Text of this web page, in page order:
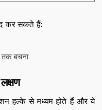
कर सकते हैं:
तक बचना
हल्के से मध्यम होते हैं और ये